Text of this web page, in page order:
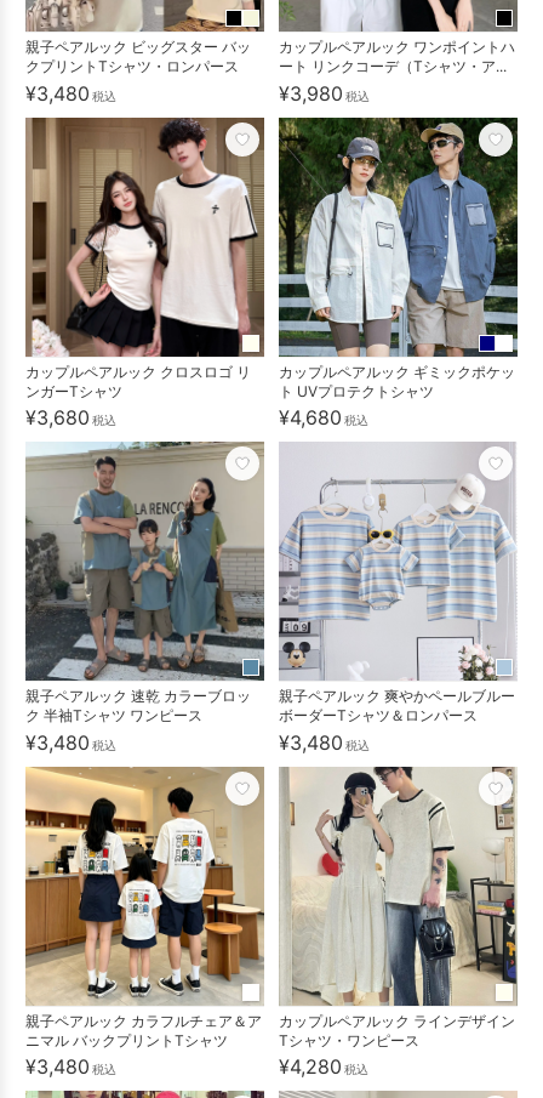
親子ペアルック ビッグスター バッ
クプリントTシャツ・ロンパース
¥3,480 税込
カップルペアルック ワンポイントハ
ート リンクコーデ（Tシャツ・ア...
¥3,980 税込
カップルペアルック クロスロゴ リ
ンガーTシャツ
¥3,680 税込
カップルペアルック ギミックポケッ
ト UVプロテクトシャツ
¥4,680 税込
親子ペアルック 速乾 カラーブロッ
ク 半袖Tシャツ ワンピース
¥3,480 税込
親子ペアルック 爽やかペールブルー
ボーダーTシャツ＆ロンパース
¥3,480 税込
親子ペアルック カラフルチェア＆ア
ニマル バックプリントTシャツ
¥3,480 税込
カップルペアルック ラインデザイン
Tシャツ・ワンピース
¥4,280 税込